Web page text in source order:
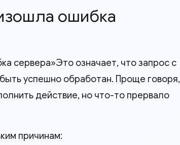
ошибка
сервера»Это означает, что запрос с
успешно обработан. Проще говоря,
действие, но что-то прервало
причинам: